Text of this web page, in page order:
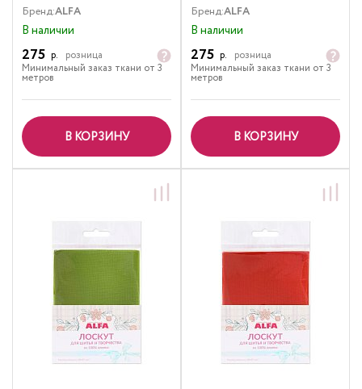
Бренд:ALFA
В наличии
275 р.
розница
Минимальный заказ ткани от 3
метров
В КОРЗИНУ
Бренд:ALFA
В наличии
275 р.
розница
Минимальный заказ ткани от 3
метров
В КОРЗИНУ